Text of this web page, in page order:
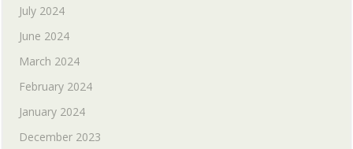
July 2024
June 2024
March 2024
February 2024
January 2024
December 2023